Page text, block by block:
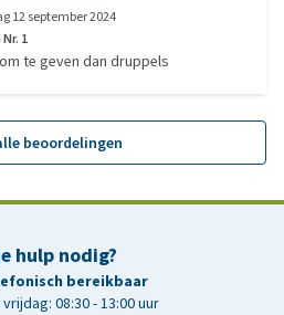
12 september 2024
1
te geven dan druppels
beoordelingen
hulp nodig?
bereikbaar
08:30 - 13:00 uur